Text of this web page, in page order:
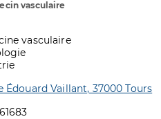
vasculaire
vasculaire
Édouard Vaillant, 37000 Tours